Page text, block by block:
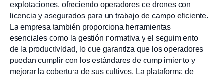
explotaciones, ofreciendo operadores de drones con
licencia y asegurados para un trabajo de campo eficiente.
La empresa también proporciona herramientas
esenciales como la gestión normativa y el seguimiento
de la productividad, lo que garantiza que los operadores
puedan cumplir con los estándares de cumplimiento y
mejorar la cobertura de sus cultivos. La plataforma de